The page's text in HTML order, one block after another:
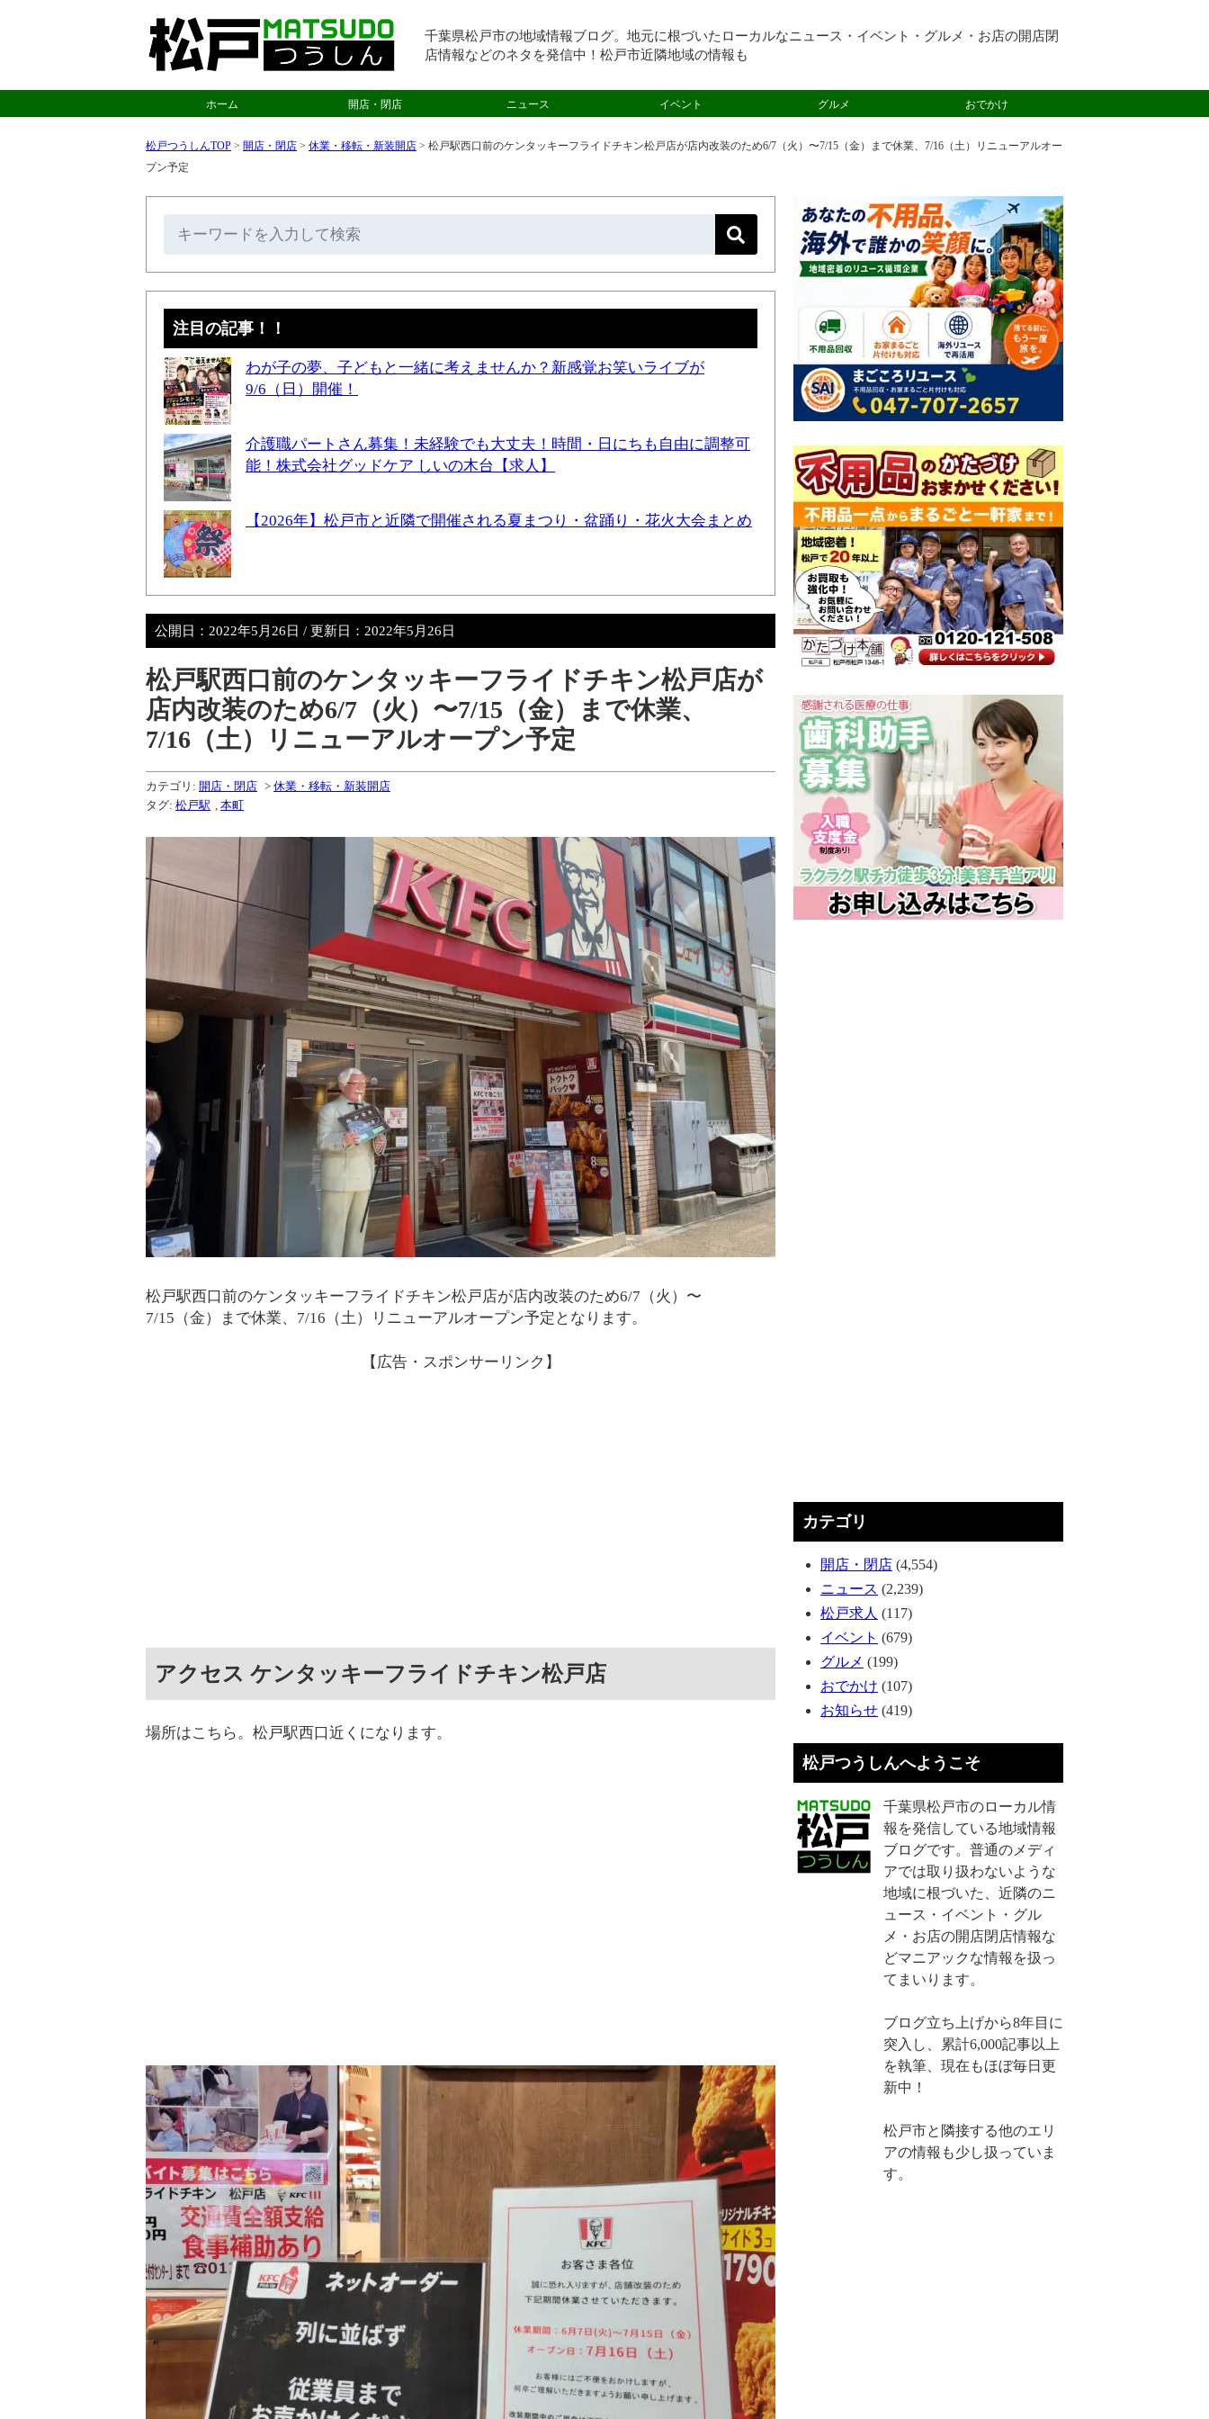
千葉県松戸市の地域情報ブログ。地元に根づいたローカルなニュース・イベント・グルメ・お店の開店閉
店情報などのネタを発信中！松戸市近隣地域の情報も
ホーム 開店・閉店 ニュース イベント グルメ おでかけ
松戸つうしんTOP > 開店・閉店 > 休業・移転・新装開店 > 松戸駅西口前のケンタッキーフライドチキン松戸店が店内改装のため6/7（火）〜7/15（金）まで休業、7/16（土）リニューアルオー
プン予定
注目の記事！！
わが子の夢、子どもと一緒に考えませんか？新感覚お笑いライブが
9/6（日）開催！
介護職パートさん募集！未経験でも大丈夫！時間・日にちも自由に調整可
能！株式会社グッドケア しいの木台【求人】
【2026年】松戸市と近隣で開催される夏まつり・盆踊り・花火大会まとめ
公開日： 2022年5月26日 / 更新日： 2022年5月26日
松戸駅西口前のケンタッキーフライドチキン松戸店が
店内改装のため6/7（火）〜7/15（金）まで休業、
7/16（土）リニューアルオープン予定
カテゴリ: 開店・閉店 > 休業・移転・新装開店
タグ: 松戸駅 本町
松戸駅西口前のケンタッキーフライドチキン松戸店が店内改装のため6/7（火）〜
7/15（金）まで休業、7/16（土）リニューアルオープン予定となります。
【広告・スポンサーリンク】
アクセス ケンタッキーフライドチキン松戸店
場所はこちら。松戸駅西口近くになります。
カテゴリ
開店・閉店 (4,554)
ニュース (2,239)
松戸求人 (117)
イベント (679)
グルメ (199)
おでかけ (107)
お知らせ (419)
松戸つうしんへようこそ
千葉県松戸市のローカル情
報を発信している地域情報
ブログです。普通のメディ
アでは取り扱わないような
地域に根づいた、近隣のニ
ュース・イベント・グル
メ・お店の開店閉店情報な
どマニアックな情報を扱っ
てまいります。
ブログ立ち上げから8年目に
突入し、累計6,000記事以上
を執筆、現在もほぼ毎日更
新中！
松戸市と隣接する他のエリ
アの情報も少し扱っていま
す。